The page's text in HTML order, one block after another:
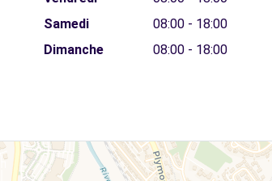
Samedi
08:00 - 18:00
Dimanche
08:00 - 18:00